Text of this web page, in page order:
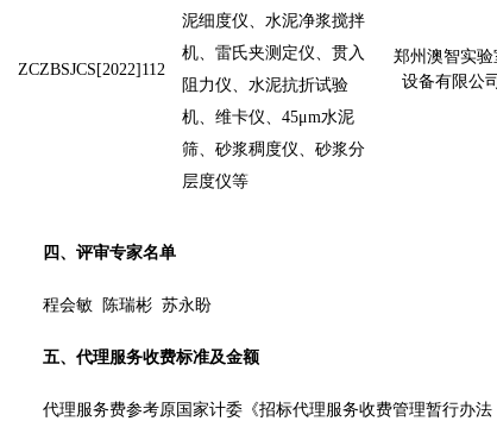
ZCZBSJCS[2022]112
泥细度仪、水泥净浆搅拌
机、雷氏夹测定仪、贯入
阻力仪、水泥抗折试验
机、维卡仪、 45μm水泥
筛、砂浆稠度仪、砂浆分
层度仪等
郑州澳智实验
设备有限公司
四、评审专家名单
程会敏 陈瑞彬 苏永盼
五、代理服务收费标准及金额
代理服务费参考原国家计委《招标代理服务收费管理暂行办法